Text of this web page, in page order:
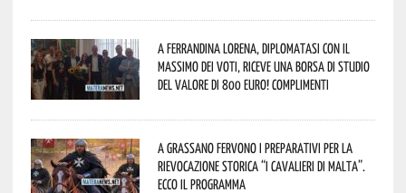
A Ferrandina Lorena, diplomatasi con il
massimo dei voti, riceve una borsa di studio
del valore di 800 euro! Complimenti
A Grassano fervono i preparativi per la
Rievocazione Storica “I CAVALIERI DI MALTA”.
Ecco il programma